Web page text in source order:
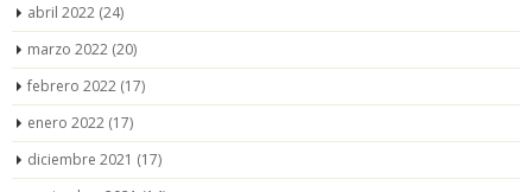
abril 2022 (24)
marzo 2022 (20)
febrero 2022 (17)
enero 2022 (17)
diciembre 2021 (17)